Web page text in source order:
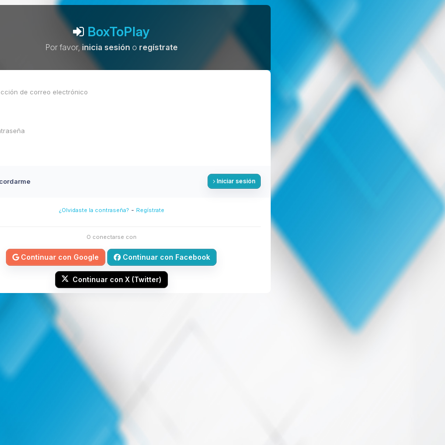
BoxToPlay
Por favor,inicia sesión o regístrate
Iniciar sesión
¿Olvidaste la contraseña? - Regístrate
O conectarse con
Continuar con Google Continuar con Facebook
Continuar con X (Twitter)